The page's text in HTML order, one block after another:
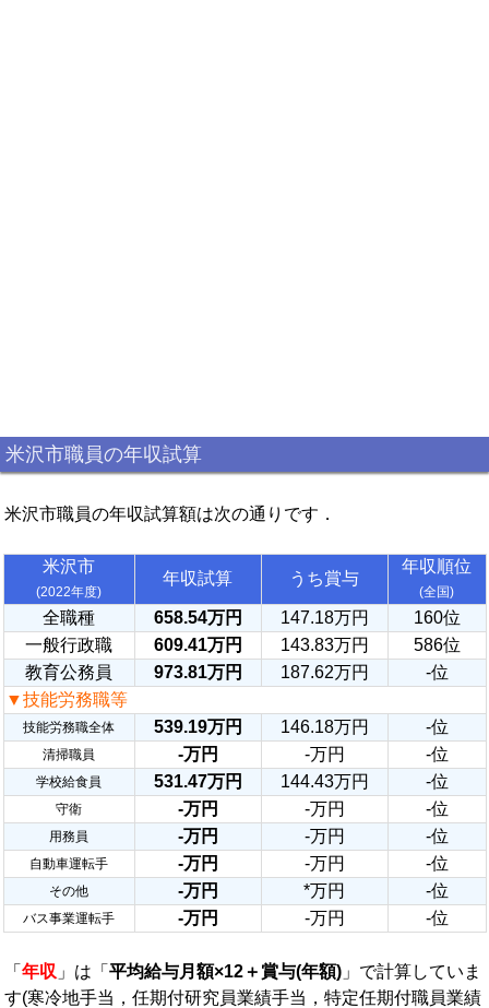
米沢市職員の年収試算
米沢市職員の年収試算額は次の通りです．
米沢市
(2022年度)
年収試算 うち賞与
年収順位
(全国)
全職種 658.54万円 147.18万円
160位
一般行政職
609.41万円 143.83万円
586位
教育公務員
973.81万円 187.62万円
-位
▼技能労務職等
技能労務職全体 539.19万円 146.18万円 -位
清掃職員 -万円 -万円 -位
学校給食員 531.47万円 144.43万円 -位
守衛 -万円 -万円 -位
用務員 -万円 -万円 -位
自動車運転手 -万円 -万円 -位
その他 -万円 *万円 -位
バス事業運転手 -万円 -万円 -位
「 年収 」は「 平均給与月額×12＋賞与(年額) 」で計算していま
す(寒冷地手当，任期付研究員業績手当，特定任期付職員業績